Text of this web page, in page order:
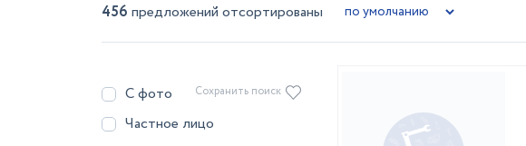
456 предложений отсортированы
С фото
Частное лицо
Сохранить поиск